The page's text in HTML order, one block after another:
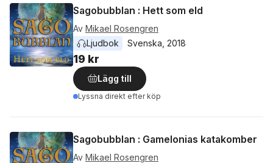
Sagobubblan : Hett som eld
Av Mikael Rosengren
Ljudbok
Svenska 2018
19 kr
Lägg till
Lyssna direkt efter köp
Sagobubblan : Gamelonias katakomber
Av Mikael Rosengren